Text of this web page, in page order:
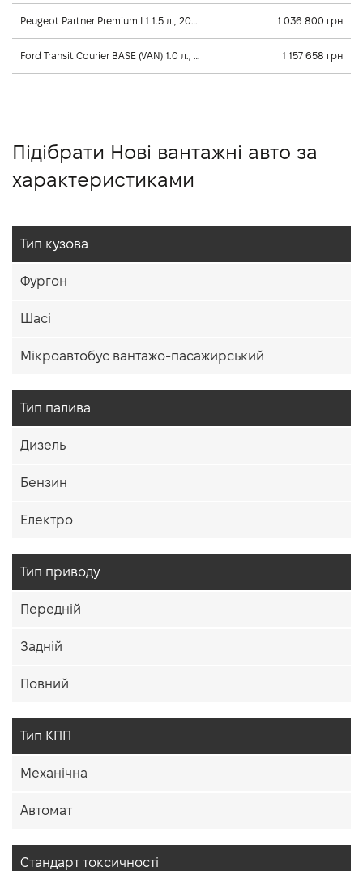
Peugeot Partner Premium L1 1.5 л., 2026, Механічна 1 036 800 грн
Ford Transit Courier BASE (VAN) 1.0 л., 2026, Механічна 1 157 658 грн
Підібрати Нові вантажні авто за
характеристиками
Тип кузова
Фургон
Шасі
Мікроавтобус вантажо-пасажирський
Тип палива
Дизель
Бензин
Електро
Тип приводу
Передній
Задній
Повний
Тип КПП
Механічна
Автомат
Cтандарт токсичності